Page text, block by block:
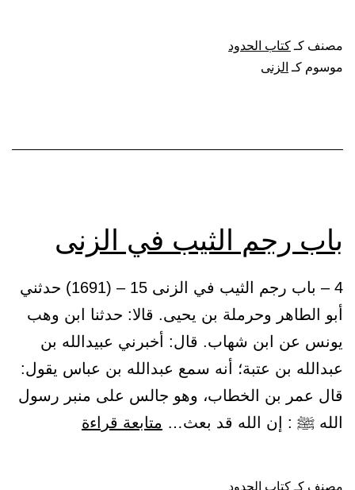
الزنى
مصنف كـكتاب الحدود
موسوم كـ الزنى
باب رجم الثيب في الزنى
4 – باب رجم الثيب في الزنى 15 – (1691) حدثني
أبو الطاهر وحرملة بن يحيى. قالا: حدثنا ابن وهب
يونس عن ابن شهاب. قال: أخبرني عبيدالله بن
عبدالله بن عتبة؛ أنه سمع عبدالله بن عباس يقول:
قال عمر بن الخطاب، وهو جالس على منبر رسول
الله ﷺ : إن الله قد بعث… متابعة قراءة
مصنف كـ كتاب الحدود